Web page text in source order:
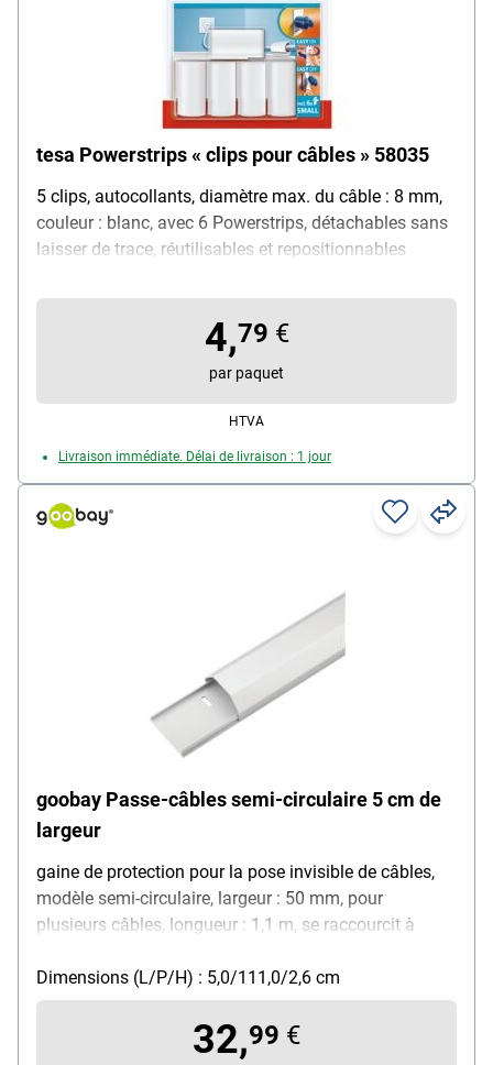
tesa Powerstrips « clips pour câbles » 58035
5 clips, autocollants, diamètre max. du câble : 8 mm,
couleur : blanc, avec 6 Powerstrips, détachables sans
laisser de trace, réutilisables et repositionnables
4,79 €
par paquet
HTVA
Livraison immédiate. Délai de livraison : 1 jour
goobay Passe-câbles semi-circulaire 5 cm de
largeur
gaine de protection pour la pose invisible de câbles,
modèle semi-circulaire, largeur : 50 mm, pour
plusieurs câbles, longueur : 1,1 m, se raccourcit à
montage simple, matière : aluminium, couleur : blanc,
livré avec matériel de montage, contenu par paquet : 1
Dimensions (L/P/H) : 5,0/111,0/2,6 cm
32,99 €